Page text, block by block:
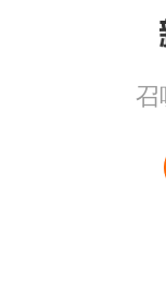
召